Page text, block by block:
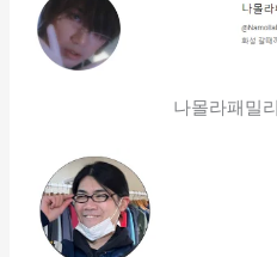
나몰라패밀